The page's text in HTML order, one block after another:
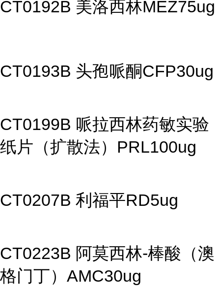
CT0192B 美洛西林MEZ75ug
CT0193B 头孢哌酮CFP30ug
CT0199B 哌拉西林药敏实验
纸片（扩散法）PRL100ug
CT0207B 利福平RD5ug
CT0223B 阿莫西林-棒酸（澳
格门丁）AMC30ug